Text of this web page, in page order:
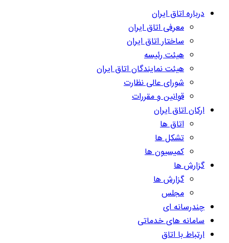
درباره اتاق ایران
معرفی اتاق ایران
ساختار اتاق ایران
هیئت رئیسه
هیئت نمایندگان اتاق ایران
شورای عالی نظارت
قوانین و مقررات
ارکان اتاق ایران
اتاق ها
تشکل ها
کمیسیون ها
گزارش ها
گزارش ها
مجلس
چندرسانه ای
سامانه های خدماتی
ارتباط با اتاق